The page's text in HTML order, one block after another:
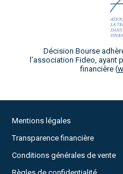
Décision Bourse
l’association Fideo, ayant
financière (
Mentions légales
Transparence financière
Conditions générales de vente